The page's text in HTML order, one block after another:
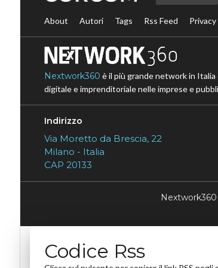
About Autori Tags Rss Feed
Nextwork360 è il più grande network in
digitale e imprenditoriale nelle imprese e
Indirizzo
Via Moretto da Brescia, 22
Milano - Italia
CAP 20133
Codice Rss